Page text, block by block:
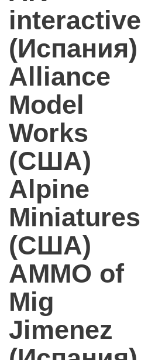
interactive
(Испания)
Alliance
Model
Works
(США)
Alpine
Miniatures
(США)
AMMO of
Mig
Jimenez